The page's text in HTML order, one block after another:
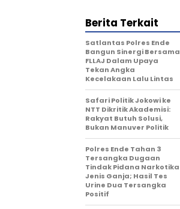
Berita Terkait
Satlantas Polres Ende
Bangun Sinergi Bersama
FLLAJ Dalam Upaya
Tekan Angka
Kecelakaan Lalu Lintas
Safari Politik Jokowi ke
NTT Dikritik Akademisi:
Rakyat Butuh Solusi,
Bukan Manuver Politik
Polres Ende Tahan 3
Tersangka Dugaan
Tindak Pidana Narkotika
Jenis Ganja; Hasil Tes
Urine Dua Tersangka
Positif